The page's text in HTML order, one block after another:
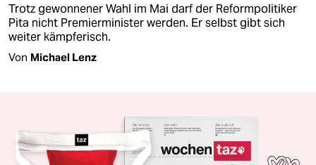
Trotz gewonnener Wahl im Mai darf der Reformpolitiker
Pita nicht Premierminister werden. Er selbst gibt sich
weiter kämpferisch.
Von Michael Lenz